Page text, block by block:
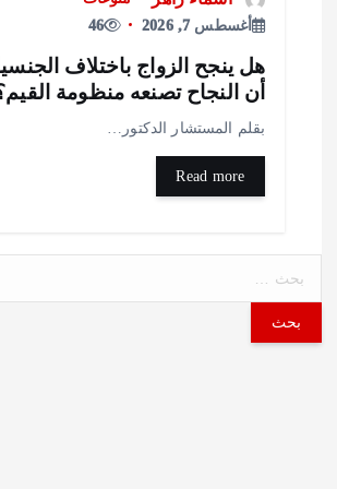
أغسطس 7, 2026
46
ينجح الزواج باختلاف الجنسيات … أم
النجاح تصنعه منظومة القيم؟
المستشار الدكتور…